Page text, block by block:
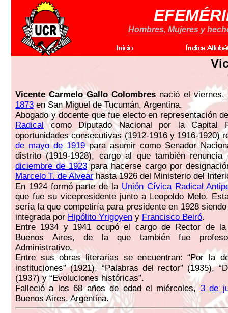
Hombres, Mujeres y
Vicente Carmelo Gallo Colombres nació el viernes,
1873 en San Miguel de Tucumán, Argentina.
Abogado y docente que fue electo en representación
Radicalcomo Diputado Nacional por la Capital
oportunidades consecutivas (1912-1916 y 1916-1920)
de mayo de 1919para asumir como Senador
distrito (1919-1928), cargo al que también
diciembre de 1923para hacerse cargo por
Marcelo T. de Alvearhasta 1926 del Ministerio del
En 1924 formó parte de la Unión Cívica Radical
que fue su vicepresidente junto a Leopoldo Melo.
sería la que competiría para presidente en 1928
integrada por Hipólito Yrigoyen y Francisco Beiró.
Entre 1934 y 1941 ocupó el cargo de Rector de la
Buenos Aires, de la que también fue
Administrativo.
Entre sus obras literarias se encuentran: “Por la
instituciones” (1921), “Palabras del rector” (1935),
(1937) y “Evoluciones históricas”.
Falleció a los 68 años de edad el miércoles, 3 de
Buenos Aires, Argentina.